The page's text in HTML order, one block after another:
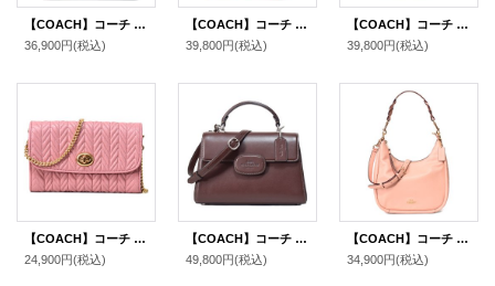
【COACH】コーチ コーティングキャンバス レザー シグネチャー ミニ ドーム サッチェル 2Way ショルダー ハンドバッグ ブラウン×ブラック（日本未発売）
36,900円(税込)
【COACH】コーチ コーティングキャンバス レザー シグネチャー ミリー フラップ ターンロック クロスボディ 3WAY クラッチ ショルダー ハンドバッグ カーキ×テラコッタ（日本未発売）
39,800円(税込)
【COACH】コーチ バッグ カーフレザー アンドレア スモール ロゴ フラップ クロスボディ 3WAY クラッチ ショルダー ハンドバッグ チャーク（日本未発売）
39,800円(税込)
【COACH】コーチ カーフレザー キルティング ターンロック チェーン リストレット 2way クラッチ クロスボディー 斜めがけ ショルダー バッグ ピンクペタル（日本未発売）
24,900円(税込)
【COACH】コーチ バッグ レザー エライザ ロゴ トップ ハンドル サッチェル クロスボディ 2WAY ショルダー ハンドバッグ メイプル（日本未発売）
49,800円(税込)
【COACH】コーチ ペブルレザー ジュール ホーボー 2WAY ショルダー クロスボディ ハンドバッグ フェイディドブラッシュ(日本未発売）
34,900円(税込)